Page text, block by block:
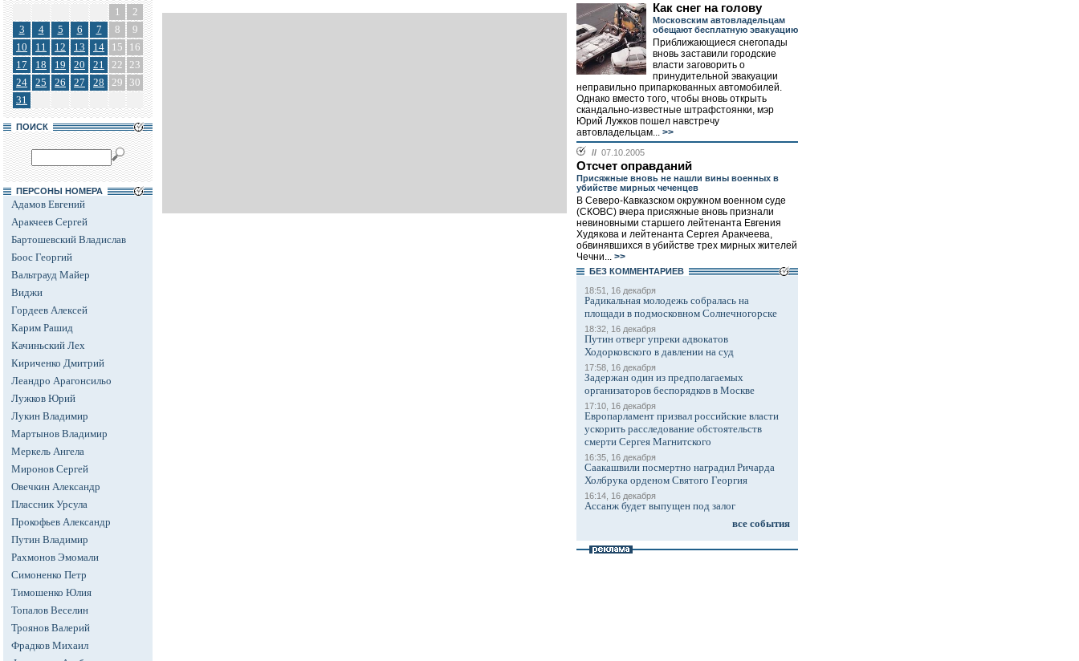
1
2
3
4 5 6 7 8
9
10
11 12 13 14 15
16
17
18 19 20 21 22 23
24
25 26 27 28 29
30
31
ПОИСК
ПЕРСОНЫ НОМЕРА
Адамов Евгений
Аракчеев Сергей
Бартошевский Владислав
Боос Георгий
Вальтрауд Майер
Виджи
Гордеев Алексей
Карим Рашид
Качиньский Лех
Кириченко Дмитрий
Леандро Арагонсильо
Лужков Юрий
Лукин Владимир
Мартынов Владимир
Меркель Ангела
Миронов Сергей
Овечкин Александр
Плассник Урсула
Прокофьев Александр
Путин Владимир
Рахмонов Эмомали
Симоненко Петр
Тимошенко Юлия
Топалов Веселин
Троянов Валерий
Фрадков Михаил
Как снег на голову
Московским автовладельцам
обещают бесплатную эвакуацию
Приближающиеся снегопады
вновь заставили городские
власти заговорить о
принудительной эвакуации
неправильно припаркованных автомобилей.
Однако вместо того, чтобы вновь открыть
скандально-известные штрафстоянки, мэр
Юрий Лужков пошел навстречу
автовладельцам... >>
// 07.10.2005
Отсчет оправданий
Присяжные вновь не нашли вины военных в
убийстве мирных чеченцев
В Северо-Кавказском окружном военном суде
(СКОВС) вчера присяжные вновь признали
невиновными старшего лейтенанта Евгения
Худякова и лейтенанта Сергея Аракчеева,
обвинявшихся в убийстве трех мирных жителей
Чечни... >>
БЕЗ КОМMЕНТАРИЕВ
18:51, 16 декабря
Радикальная молодежь собралась на
площади в подмосковном Солнечногорске
18:32, 16 декабря
Путин отверг упреки адвокатов
Ходорковского в давлении на суд
17:58, 16 декабря
Задержан один из предполагаемых
организаторов беспорядков в Москве
17:10, 16 декабря
Европарламент призвал российские власти
ускорить расследование обстоятельств
смерти Сергея Магнитского
16:35, 16 декабря
Саакашвили посмертно наградил Ричарда
Холбрука орденом Святого Георгия
16:14, 16 декабря
Ассанж будет выпущен под залог
все события